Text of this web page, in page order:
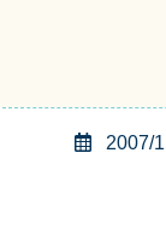
2007/